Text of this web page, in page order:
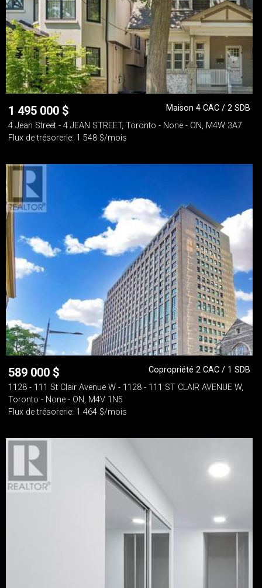
1 495 000 $
Maison 4 CAC / 2 SDB
4 Jean Street - 4 JEAN STREET, Toronto - None - ON, M4W 3A7
Flux de trésorerie: 1 548 $/mois
589 000 $
Copropriété 2 CAC / 1 SDB
1128 - 111 St Clair Avenue W - 1128 - 111 ST CLAIR AVENUE W,
Toronto - None - ON, M4V 1N5
Flux de trésorerie: 1 464 $/mois